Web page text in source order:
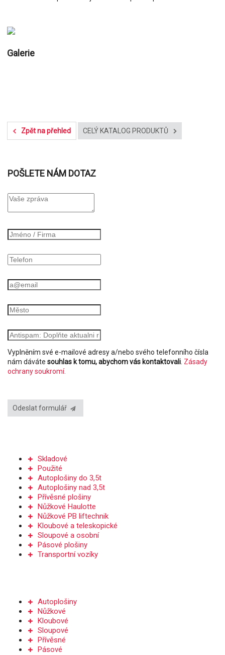
Galerie
Zpět na přehled CELÝ KATALOG PRODUKTŮ
POŠLETE NÁM DOTAZ
Vyplněním své e-mailové adresy a/nebo svého telefonního čísla
nám dáváte souhlas k tomu, abychom vás kontaktovali Zásady
ochrany soukromí.
Odeslat formulář
Skladové
Použité
Autoplošiny do 3,5t
Autoplošiny nad 3,5t
Přívěsné plošiny
Nůžkové Haulotte
Nůžkové PB liftechnik
Kloubové a teleskopické
Sloupové a osobní
Pásové plošiny
Transportní vozíky
Autoplošiny
Nůžkové
Kloubové
Sloupové
Přívěsné
Pásové